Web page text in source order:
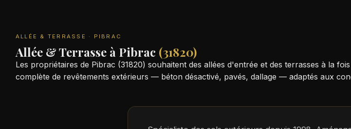
ALLÉE & TERRASSE · PIBRAC
Allée & Terrasse à Pibrac (31820)
Les propriétaires de Pibrac (31820) souhaitent des allées d'entrée et des terrasses à la
complète de revêtements extérieurs — béton désactivé, pavés, dallage — adaptés aux